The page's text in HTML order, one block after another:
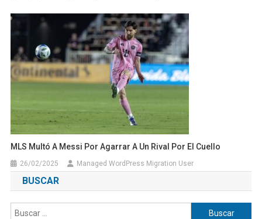
MLS Multó A Messi Por Agarrar A Un Rival Por El Cuello
26/02/2025 Managed WordPress Migration User
BUSCAR
Buscar: